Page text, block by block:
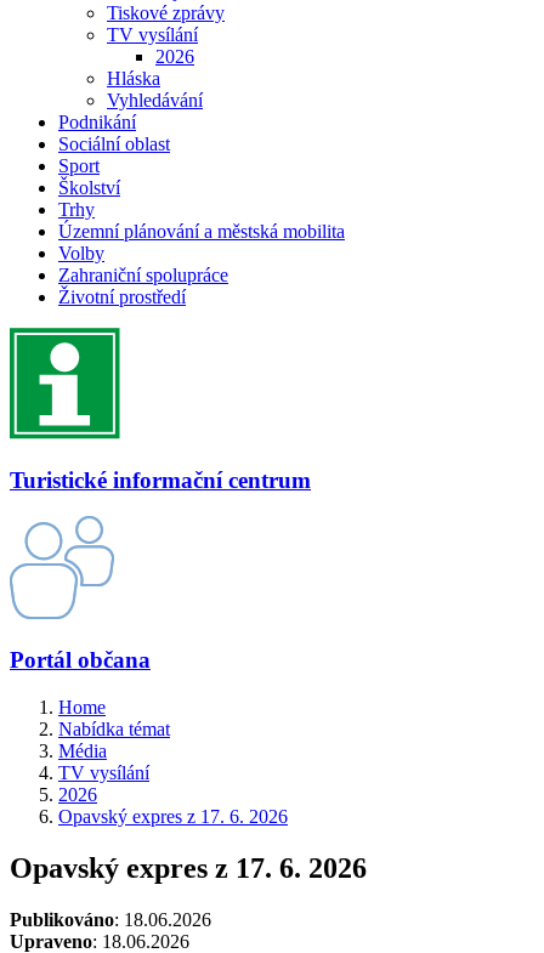
Tiskové zprávy
TV vysílání
2026
Hláska
Vyhledávání
Podnikání
Sociální oblast
Sport
Školství
Trhy
Územní plánování a městská mobilita
Volby
Zahraniční spolupráce
Životní prostředí
Turistické informační centrum
Portál občana
Home
Nabídka témat
Média
TV vysílání
2026
Opavský expres z 17. 6. 2026
Opavský expres z 17. 6. 2026
Publikováno: 18.06.2026
Upraveno: 18.06.2026